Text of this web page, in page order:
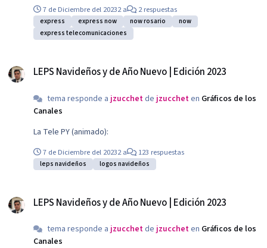
7 de Diciembre del 20232 a 2 respuestas
express express now now rosario
now
express telecomunicaciones
LEPS Navideños y de Año Nuevo | Edición 2023
tema responde a jzucchetde jzuccheten Gráficos de los
Canales
La Tele PY (animado):
7 de Diciembre del 20232 a 123 respuestas
leps navideños logos navideños
LEPS Navideños y de Año Nuevo | Edición 2023
tema responde a jzucchetde jzuccheten Gráficos de los
Canales